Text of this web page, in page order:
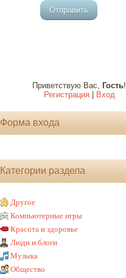
Отправить
Приветствую Вас, Гость!
Регистрация| Вход
Форма входа
Категории раздела
Другое
Компьютерные игры
Красота и здоровье
Люди и блоги
Музыка
Общество